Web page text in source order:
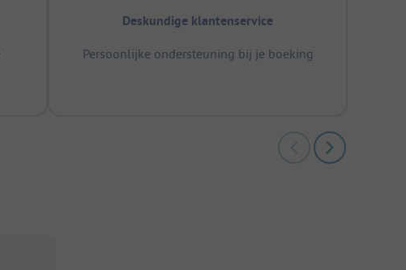
Deskundige klantenservice
Persoonlijke ondersteuning bij je boeking